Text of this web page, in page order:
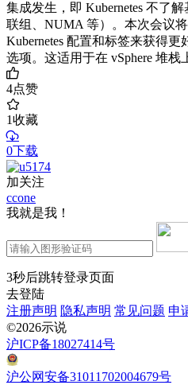
集成发生，即 Kubernetes 不了
联组、NUMA 等）。本次会议将
Kubernetes 配置和标签来获得
选项。这适用于在 vSphere 堆栈
4点赞
1收藏
0下载
加关注
ccone
我就是我！
3秒后跳转登录页面
去登陆
注册声明 隐私声明 常见问题 申
©2026示说
沪ICP备18027414号
沪公网安备31011702004679号